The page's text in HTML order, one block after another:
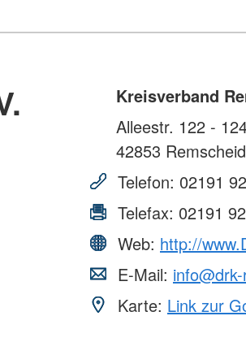
Kreisverband
Alleestr. 122 -
42853 Remscheid
Telefon: 02191
Telefax: 02191
Web: http://
E-Mail:
Karte: Link zur